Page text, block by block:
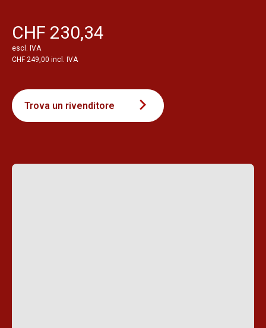
CHF 230,34
escl. IVA
CHF 249,00 incl. IVA
Trova un rivenditore